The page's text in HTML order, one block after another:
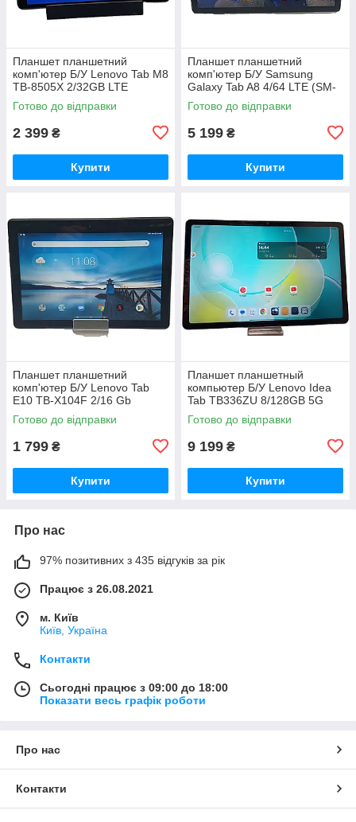
Планшет планшетний
комп'ютер Б/У Lenovo Tab M8
TB-8505X 2/32GB LTE
Готово до відправки
2 399 ₴
Купити
Планшет планшетний
комп'ютер Б/У Samsung
Galaxy Tab A8 4/64 LTE (SM-
X205)
Готово до відправки
5 199 ₴
Купити
Планшет планшетний
комп'ютер Б/У Lenovo Tab
E10 TB-X104F 2/16 Gb
Готово до відправки
1 799 ₴
Купити
Планшет планшетный
компьютер Б/У Lenovo Idea
Tab TB336ZU 8/128GB 5G
Готово до відправки
9 199 ₴
Купити
Про нас
97% позитивних з 435 відгуків за рік
Працює з 26.08.2021
м. Київ
Київ, Україна
Контакти
Сьогодні працює з 09:00 до 18:00
Показати весь графік роботи
Про нас
Контакти